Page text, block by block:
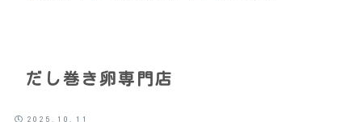
だし巻き卵専門店
2025.10.11